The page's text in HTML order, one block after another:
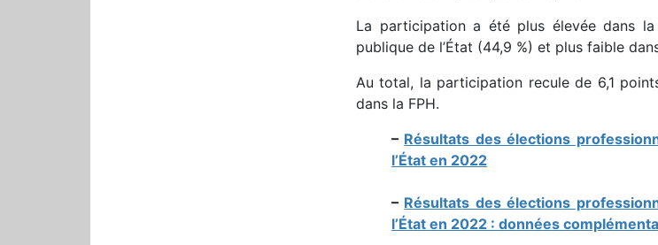
La participation a été plus élevée dans
publique de l’État (44,9 %) et plus faible
Au total, la participation recule de 6,1
dans la FPH.
– Résultats des élections
l’État en 2022
– Résultats des élections
l’État en 2022 : données